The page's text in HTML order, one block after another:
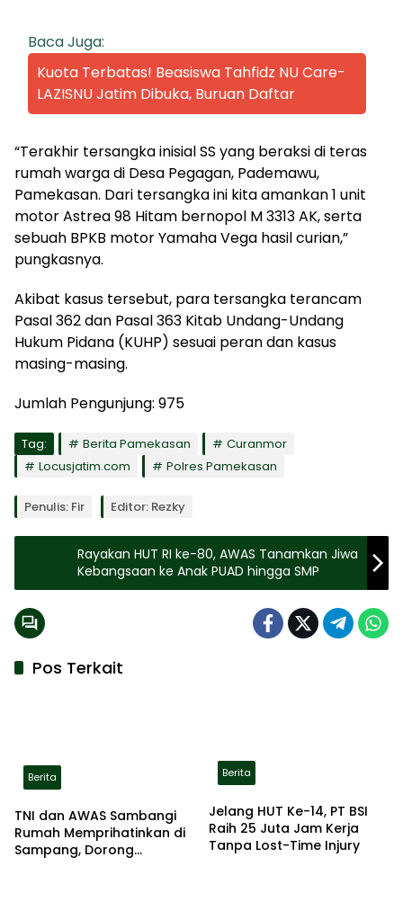
Baca Juga:
Kuota Terbatas! Beasiswa Tahfidz NU Care-
LAZISNU Jatim Dibuka, Buruan Daftar
“Terakhir tersangka inisial SS yang beraksi di teras
rumah warga di Desa Pegagan, Pademawu,
Pamekasan. Dari tersangka ini kita amankan 1 unit
motor Astrea 98 Hitam bernopol M 3313 AK, serta
sebuah BPKB motor Yamaha Vega hasil curian,”
pungkasnya.
Akibat kasus tersebut, para tersangka terancam
Pasal 362 dan Pasal 363 Kitab Undang-Undang
Hukum Pidana (KUHP) sesuai peran dan kasus
masing-masing.
Jumlah Pengunjung: 975
Tag: Berita Pamekasan
Curanmor
Locusjatim.com
Polres Pamekasan
Penulis: Fir Editor: Rezky
Rayakan HUT RI ke-80, AWAS Tanamkan Jiwa
Kebangsaan ke Anak PUAD hingga SMP
Pos Terkait
Berita
TNI dan AWAS Sambangi
Rumah Memprihatinkan di
Sampang, Dorong
Berita
Jelang HUT Ke-14, PT BSI
Raih 25 Juta Jam Kerja
Tanpa Lost-Time Injury